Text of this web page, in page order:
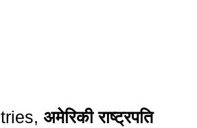
अमेरिकी राष्ट्रपति